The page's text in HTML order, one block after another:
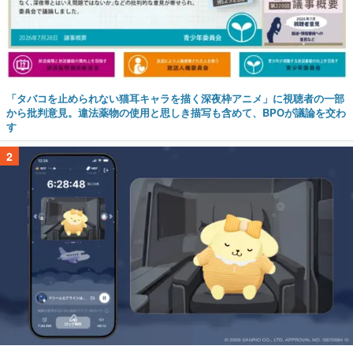
「タバコを止められない猫耳キャラを描く深夜枠アニメ」に視聴者の一部
から批判意見。違法薬物の使用と思しき描写も含めて、BPOが議論を交わ
す
2